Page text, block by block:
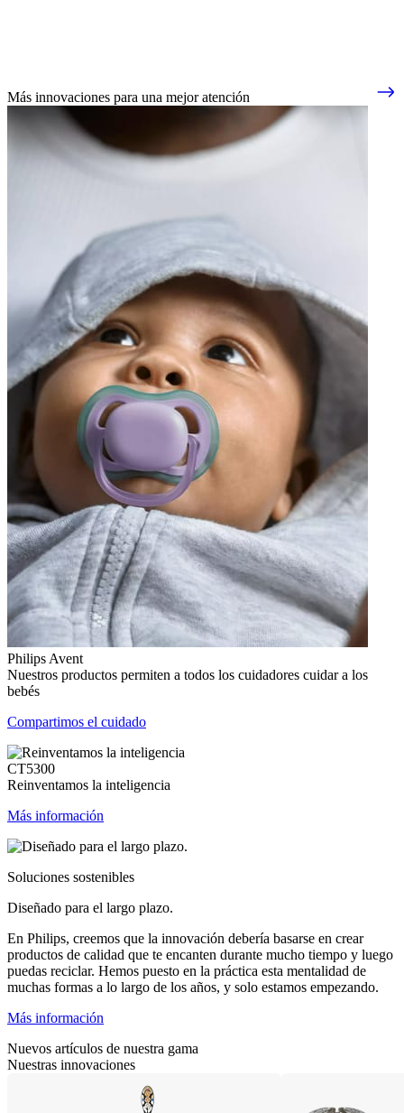
Más innovaciones para una mejor atención
Philips Avent
Nuestros productos permiten a todos los cuidadores cuidar a los
bebés
Compartimos el cuidado
CT5300
Reinventamos la inteligencia
Más información
Soluciones sostenibles
Diseñado para el largo plazo.
En Philips, creemos que la innovación debería basarse en crear
productos de calidad que te encanten durante mucho tiempo y luego
puedas reciclar. Hemos puesto en la práctica esta mentalidad de
muchas formas a lo largo de los años, y solo estamos empezando.
Más información
Nuevos artículos de nuestra gama
Nuestras innovaciones